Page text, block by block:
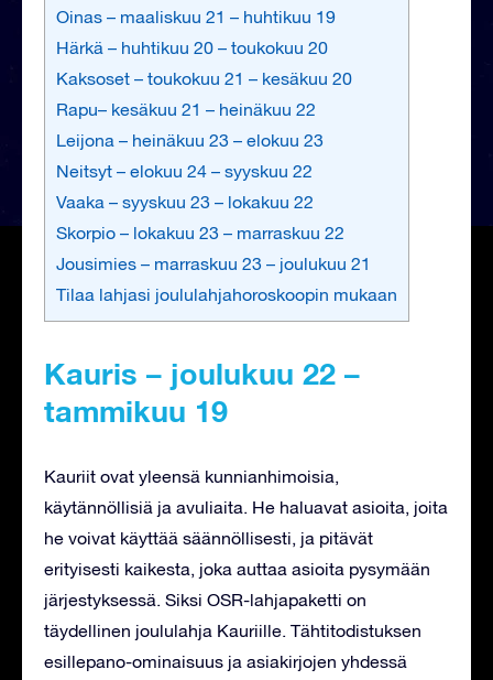
Oinas – maaliskuu 21 – huhtikuu 19
Härkä – huhtikuu 20 – toukokuu 20
Kaksoset – toukokuu 21 – kesäkuu 20
Rapu– kesäkuu 21 – heinäkuu 22
Leijona – heinäkuu 23 – elokuu 23
Neitsyt – elokuu 24 – syyskuu 22
Vaaka – syyskuu 23 – lokakuu 22
Skorpio – lokakuu 23 – marraskuu 22
Jousimies – marraskuu 23 – joulukuu 21
Tilaa lahjasi joululahjahoroskoopin mukaan
Kauris – joulukuu 22 –
tammikuu 19
Kauriit ovat yleensä kunnianhimoisia,
käytännöllisiä ja avuliaita. He haluavat asioita, joita
he voivat käyttää säännöllisesti, ja pitävät
erityisesti kaikesta, joka auttaa asioita pysymään
järjestyksessä. Siksi OSR-lahjapaketti on
täydellinen joululahja Kauriille. Tähtitodistuksen
esillepano-ominaisuus ja asiakirjojen yhdessä